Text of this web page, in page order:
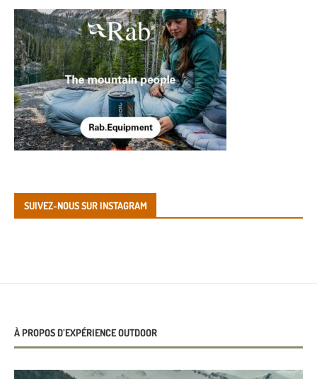
SUIVEZ-NOUS SUR INSTAGRAM
À PROPOS D’EXPÉRIENCE OUTDOOR